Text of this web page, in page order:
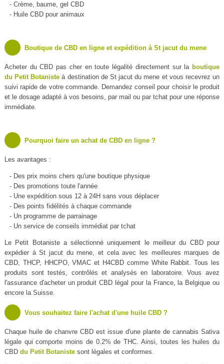
- Crème, baume, gel CBD
- Huile CBD pour animaux
Boutique de CBD en ligne et expédition à St jacut du mene
Acheter du CBD pas cher en toute légalité directement sur la boutique
du Petit Botaniste à destination de St jacut du mene et vous recevrez un
suivi rapide de votre commande. Demandez conseil pour choisir le produit
et le dosage adapté à vos besoins, par mail ou par tchat pour une réponse
immédiate.
Pourquoi faire un achat de CBD en ligne ?
Les avantages :
- Des prix moins chers qu'une boutique physique
- Des promotions toute l'année
- Une expédition sous 12 à 24H sans vous déplacer
- Des points fidélités à chaque commande
- Un programme de parrainage
- Un service de conseils immédiat par tchat
Le Petit Botaniste a sélectionné uniquement le meilleur du CBD pour
expédier à St jacut du mene, et cela avec les meilleures marques de
CBD, THCP, HHCPO, VMAC et H4CBD comme White Rabbit. Tous les
produits sont testés, contrôlés et analysés en laboratoire. Vous avez
l'assurance d'acheter un produit CBD légal pour la France, la Belgique ou
encore la Suisse.
Vous souhaitez faire l'achat d'une huile CBD ?
Chaque huile de chanvre CBD est issue d'une plante de cannabis Sativa
légale qui comporte moins de 0.2% de THC. Ainsi, toutes les huiles du
CBD du Petit Botanistesont légales et conformes.